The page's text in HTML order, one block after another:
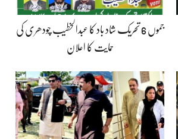
جموں 6 تحریک شاد باد کا عبدالخطیب چودھری کی
حمایت کا اعلان